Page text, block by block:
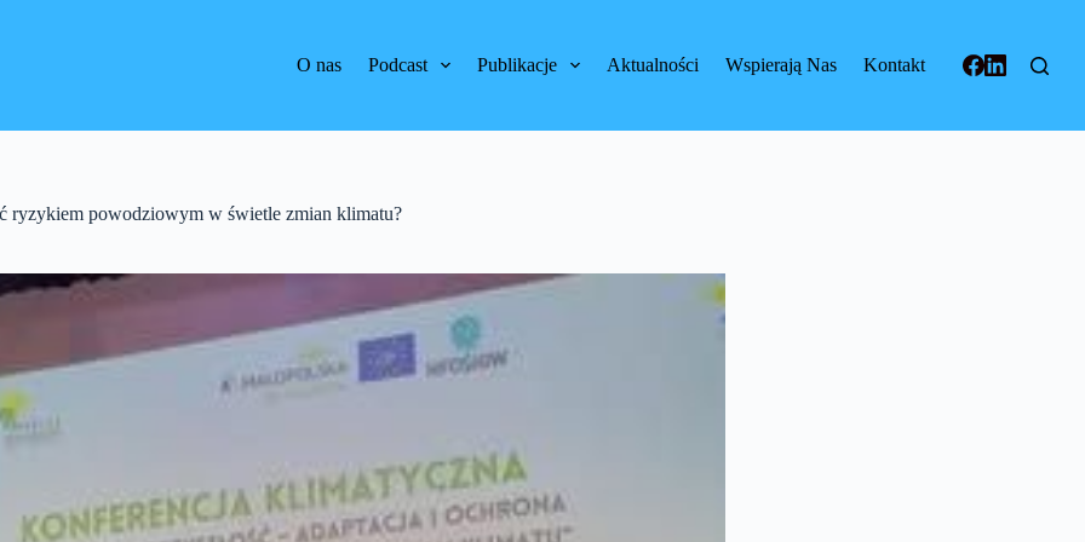
O nas Podcast Publikacje Aktualności Wspierają Nas Kontakt
ryzykiem powodziowym w świetle zmian klimatu?